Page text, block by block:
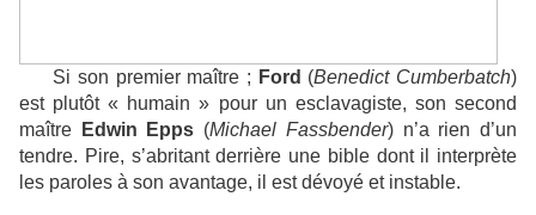
Si son premier maître ; Ford (Benedict Cumberbatch)
est plutôt « humain » pour un esclavagiste, son second
maître
Edwin Epps (Michael Fassbender) n’a rien d’un
tendre. Pire, s’abritant derrière une bible dont il interprète
les paroles à son avantage, il est dévoyé et instable.